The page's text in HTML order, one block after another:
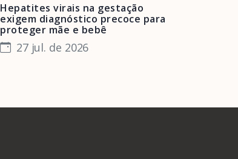
Hepatites virais na gestação
exigem diagnóstico precoce para
proteger mãe e bebê
27 jul. de 2026